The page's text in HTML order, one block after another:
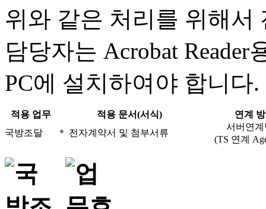
위와 같은 처리를 위해서
담당자는 Acrobat
PC에 설치하여야 합니다.
적용 업무 적용 문서(서식)
연계
국방조달
＊ 전자계약서 및 첨부서류
서버연계
(TS 연계